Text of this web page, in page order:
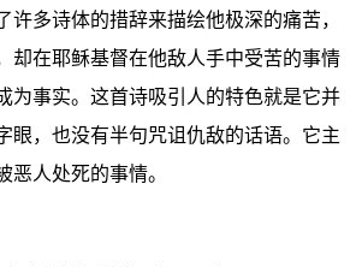
许多诗体的措辞来描绘他极深的痛苦，
却在耶稣基督在他敌人手中受苦的事情
为事实。这首诗吸引人的特色就是它并
眼，也没有半句咒诅仇敌的话语。它主
恶人处死的事情。